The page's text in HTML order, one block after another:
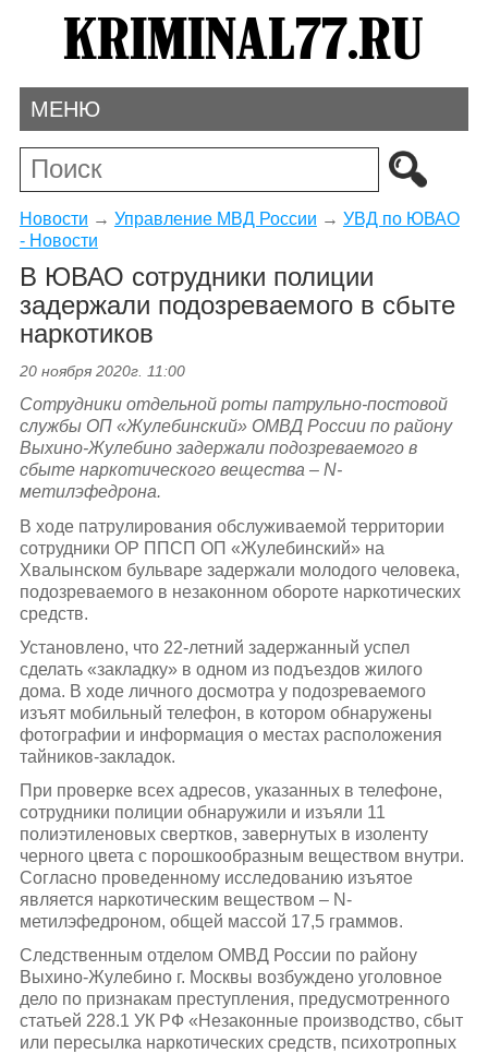
МЕНЮ
Новости → Управление МВД России → УВД по ЮВАО
- Новости
В ЮВАО сотрудники полиции
задержали подозреваемого в сбыте
наркотиков
20 ноября 2020г. 11:00
Сотрудники отдельной роты патрульно-постовой
службы ОП «Жулебинский» ОМВД России по району
Выхино-Жулебино задержали подозреваемого в
сбыте наркотического вещества – N-
метилэфедрона.
В ходе патрулирования обслуживаемой территории
сотрудники ОР ППСП ОП «Жулебинский» на
Хвалынском бульваре задержали молодого человека,
подозреваемого в незаконном обороте наркотических
средств.
Установлено, что 22-летний задержанный успел
сделать «закладку» в одном из подъездов жилого
дома. В ходе личного досмотра у подозреваемого
изъят мобильный телефон, в котором обнаружены
фотографии и информация о местах расположения
тайников-закладок.
При проверке всех адресов, указанных в телефоне,
сотрудники полиции обнаружили и изъяли 11
полиэтиленовых свертков, завернутых в изоленту
черного цвета с порошкообразным веществом внутри.
Согласно проведенному исследованию изъятое
является наркотическим веществом – N-
метилэфедроном, общей массой 17,5 граммов.
Следственным отделом ОМВД России по району
Выхино-Жулебино г. Москвы возбуждено уголовное
дело по признакам преступления, предусмотренного
статьей 228.1 УК РФ «Незаконные производство, сбыт
или пересылка наркотических средств, психотропных